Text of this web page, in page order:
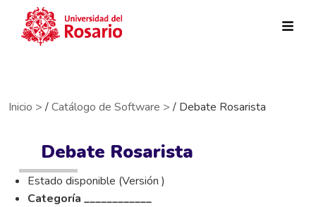
Inicio > /Catálogo de Software > / Debate Rosarista
Debate Rosarista
Estado disponible (Versión )
Categoría ____________